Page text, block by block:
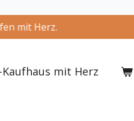
mit Herz.
Kaufhaus mit Herz